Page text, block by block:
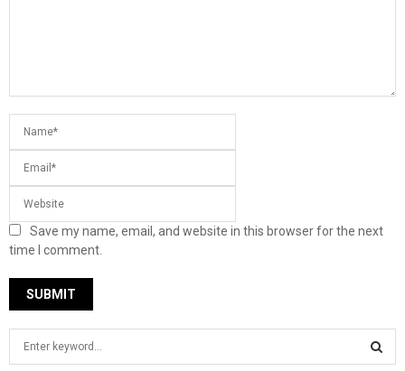
Save my name, email, and website in this browser for the next
time I comment.